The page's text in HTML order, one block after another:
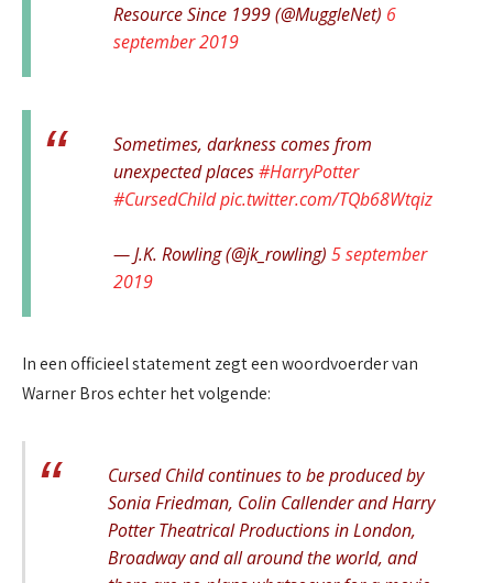
Resource Since 1999 (@MuggleNet) 6
september 2019
Sometimes, darkness comes from
unexpected places#HarryPotter
#CursedChildpic.twitter.com/TQb68Wtqiz
— J.K. Rowling (@jk_rowling) 5 september
2019
In een officieel statement zegt een woordvoerder van
Warner Bros echter het volgende:
Cursed Child continues to be produced by
Sonia Friedman, Colin Callender and Harry
Potter Theatrical Productions in London,
Broadway and all around the world, and